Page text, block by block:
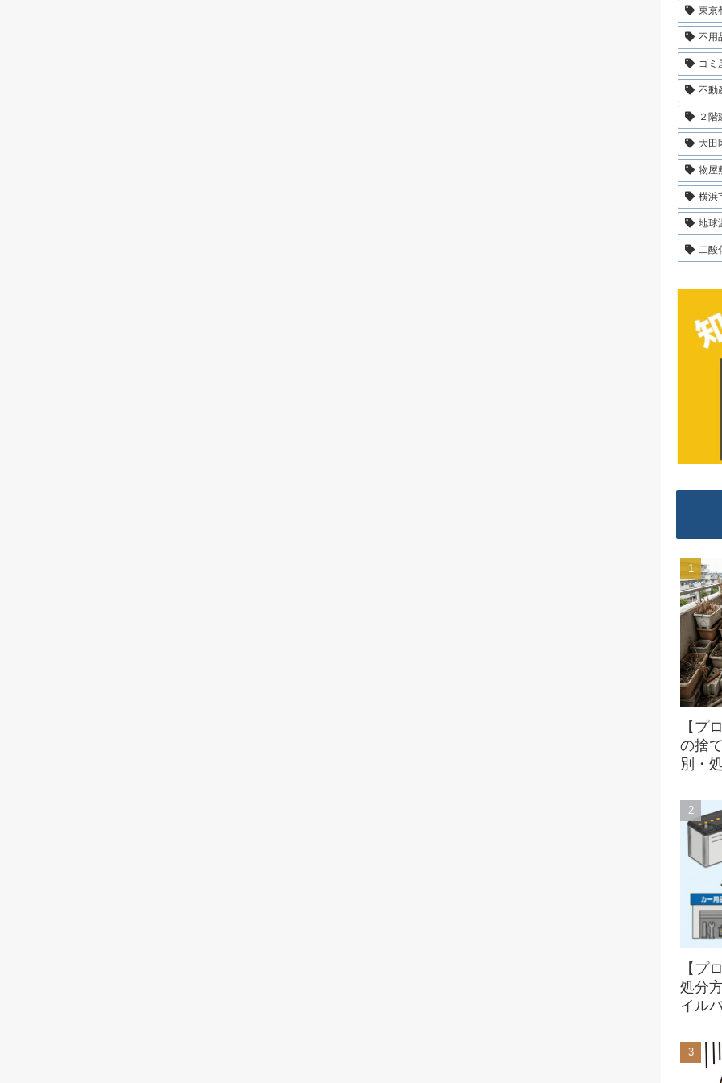
東京
不用
ゴミ
不動
２階
大田
物屋
横浜
地球
二酸
【プ
の捨
別・
【プ
処分
イル